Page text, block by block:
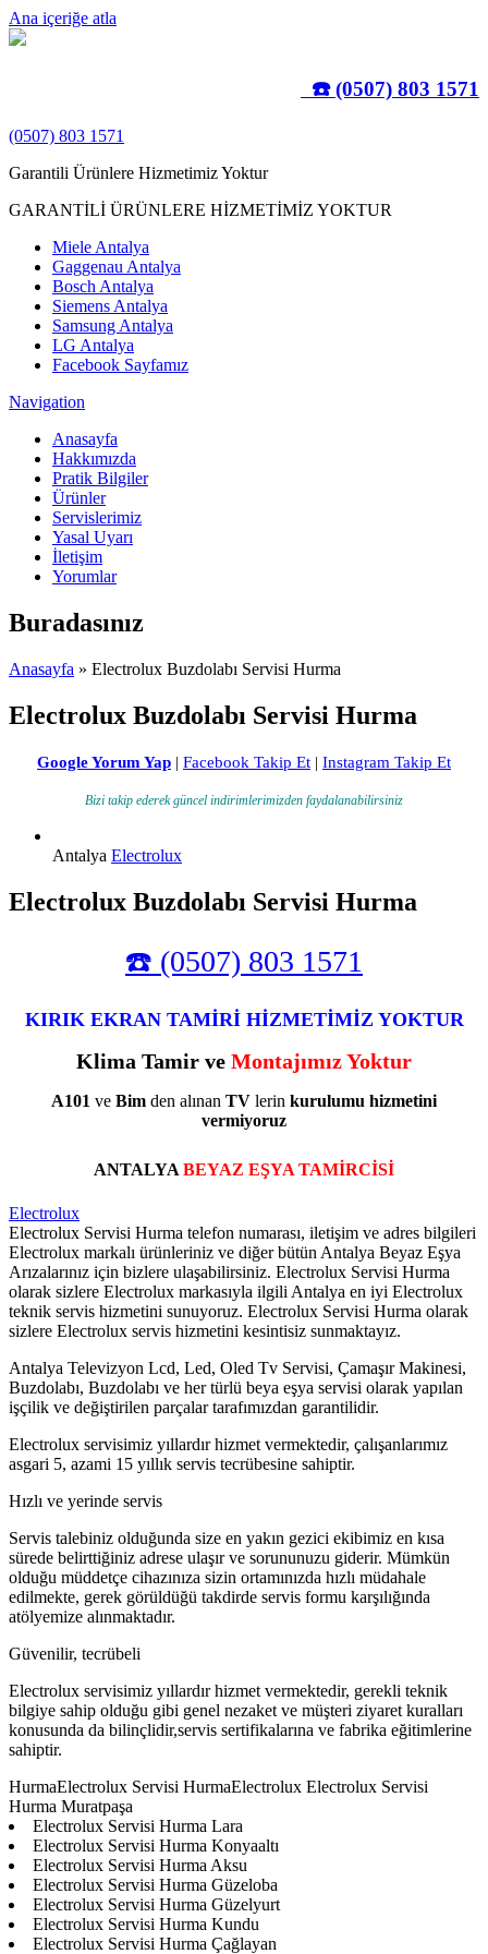
Ana içeriğe atla
☎️ (0507) 803 1571
(0507) 803 1571
Garantili Ürünlere Hizmetimiz Yoktur
GARANTİLİ ÜRÜNLERE HİZMETİMİZ YOKTUR
Miele Antalya
Gaggenau Antalya
Bosch Antalya
Siemens Antalya
Samsung Antalya
LG Antalya
Facebook Sayfamız
Navigation
Anasayfa
Hakkımızda
Pratik Bilgiler
Ürünler
Servislerimiz
Yasal Uyarı
İletişim
Yorumlar
Buradasınız
Anasayfa » Electrolux Buzdolabı Servisi Hurma
Electrolux Buzdolabı Servisi Hurma
Google Yorum Yap | Facebook Takip Et | Instagram Takip Et
Bizi takip ederek güncel indirimlerimizden faydalanabilirsiniz
Antalya Electrolux
Electrolux Buzdolabı Servisi Hurma
☎️ (0507) 803 1571
KIRIK EKRAN TAMİRİ HİZMETİMİZ YOKTUR
Klima Tamir ve Montajımız Yoktur
A101 ve Bim den alınan TV lerin kurulumu hizmetini
vermiyoruz
ANTALYA BEYAZ EŞYA TAMİRCİSİ
Electrolux
Electrolux Servisi Hurma telefon numarası, iletişim ve adres bilgileri
Electrolux markalı ürünleriniz ve diğer bütün Antalya Beyaz Eşya
Arızalarınız için bizlere ulaşabilirsiniz. Electrolux Servisi Hurma
olarak sizlere Electrolux markasıyla ilgili Antalya en iyi Electrolux
teknik servis hizmetini sunuyoruz. Electrolux Servisi Hurma olarak
sizlere Electrolux servis hizmetini kesintisiz sunmaktayız.
Antalya Televizyon Lcd, Led, Oled Tv Servisi, Çamaşır Makinesi,
Buzdolabı, Buzdolabı ve her türlü beya eşya servisi olarak yapılan
işçilik ve değiştirilen parçalar tarafımızdan garantilidir.
Electrolux servisimiz yıllardır hizmet vermektedir, çalışanlarımız
asgari 5, azami 15 yıllık servis tecrübesine sahiptir.
Hızlı ve yerinde servis
Servis talebiniz olduğunda size en yakın gezici ekibimiz en kısa
sürede belirttiğiniz adrese ulaşır ve sorununuzu giderir. Mümkün
olduğu müddetçe cihazınıza sizin ortamınızda hızlı müdahale
edilmekte, gerek görüldüğü takdirde servis formu karşılığında
atölyemize alınmaktadır.
Güvenilir, tecrübeli
Electrolux servisimiz yıllardır hizmet vermektedir, gerekli teknik
bilgiye sahip olduğu gibi genel nezaket ve müşteri ziyaret kuralları
konusunda da bilinçlidir,servis sertifikalarına ve fabrika eğitimlerine
sahiptir.
HurmaElectrolux Servisi HurmaElectrolux Electrolux Servisi
Hurma Muratpaşa
Electrolux Servisi Hurma Lara
Electrolux Servisi Hurma Konyaaltı
Electrolux Servisi Hurma Aksu
Electrolux Servisi Hurma Güzeloba
Electrolux Servisi Hurma Güzelyurt
Electrolux Servisi Hurma Kundu
Electrolux Servisi Hurma Çağlayan